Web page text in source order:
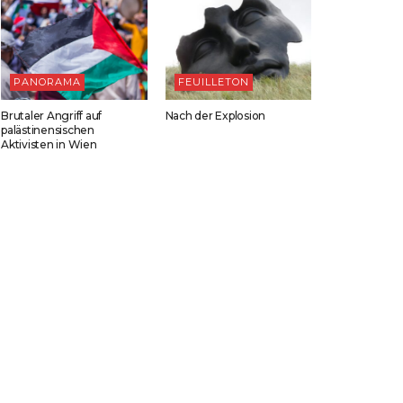
PANORAMA
Brutaler Angriff auf
palästinensischen
Aktivisten in Wien
FEUILLETON
Nach der Explosion